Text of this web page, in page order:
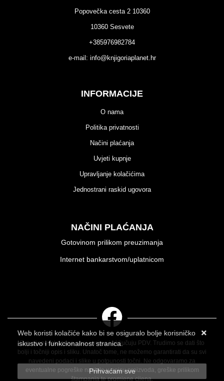
Popovečka cesta 2 10360
10360 Sesvete
+385976982784
e-mail: info@knjigoriaplanet.hr
INFORMACIJE
O nama
Politika privatnosti
Načini plaćanja
Uvjeti kupnje
Upravljanje kolačićima
Jednostrani raskid ugovora
NAČINI PLAĆANJA
Gotovinom prilikom preuzimanja
Internet bankarstvom/uplatnicom
Sve cijene iskazane su u eurima i uključuju PDV. Trudimo se dati što
bolji i točniji opis i sliku. Unatoč tome, ne možemo garantirati da su svi
navedeni podaci i slike u potpunosti točni. Ne odgovaramo za
eventualne pogreške nastale u opisu proizvoda, greške prilikom
štampanja te promjene cijena.
Web koristi kolačiće kako bi se osiguralo bolje korisničko
iskustvo i funkcionalnost stranica.
Više informacija o kolačićima možete pročitati ovdje
Prihvaćam sve